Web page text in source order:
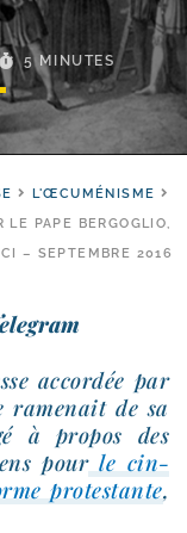
5 MINUTES
L'ŒCUMÉNISME
LE PAPE BERGOGLIO,
– SEPTEMBRE 2016
accor­dée par
rame­nait de sa
à pro­pos des
pourle cin­
pro­tes­tante,